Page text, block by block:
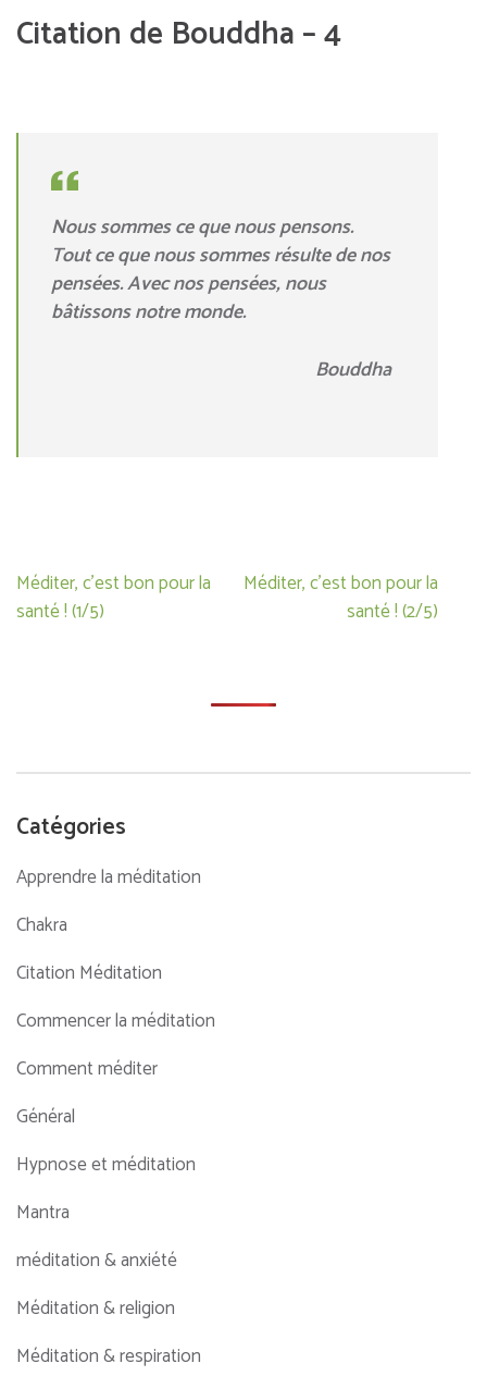
Citation de Bouddha – 4
Nous sommes ce que nous pensons.
Tout ce que nous sommes résulte de nos
pensées. Avec nos pensées, nous
bâtissons notre monde.
Bouddha
Navigation
de
Méditer, c’est bon pour la
santé ! (1/5)
Méditer, c’est bon pour la
santé ! (2/5)
Catégories
Apprendre la méditation
Chakra
Citation Méditation
Commencer la méditation
Comment méditer
Général
Hypnose et méditation
Mantra
méditation & anxiété
Méditation & religion
Méditation & respiration